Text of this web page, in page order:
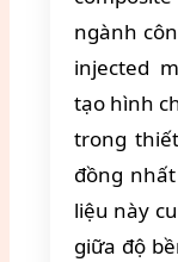
ngành
injected
tạo hình
trong
đồng
liệu này
giữa độ